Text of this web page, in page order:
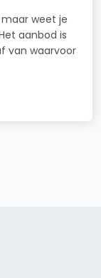
weet je
aanbod is
van waarvoor